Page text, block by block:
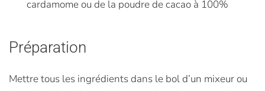
cardamome ou de la poudre de cacao à 100%
Préparation
Mettre tous les ingrédients dans le bol d’un mixeur ou